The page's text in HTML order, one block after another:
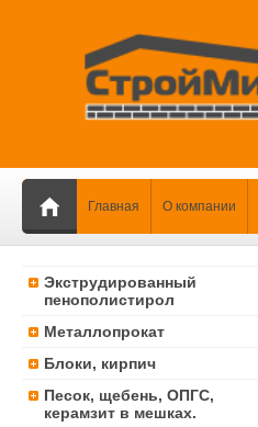
Главная О компании
Экструдированный
пенополистирол
Металлопрокат
Блоки, кирпич
Песок, щебень, ОПГС,
керамзит в мешках.